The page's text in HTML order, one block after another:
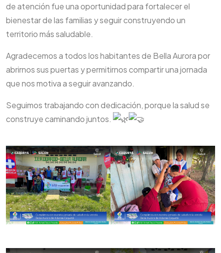
de atención fue una oportunidad para fortalecer el
bienestar de las familias y seguir construyendo un
territorio más saludable.
Agradecemos a todos los habitantes de Bella Aurora por
abrirnos sus puertas y permitirnos compartir una jornada
que nos motiva a seguir avanzando.
Seguimos trabajando con dedicación, porque la salud se
construye caminando juntos.